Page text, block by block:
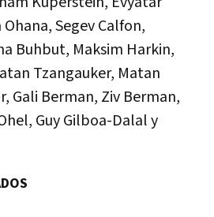
Segev Calfon,
Buhbut, Maksim Harkin,
Tzangauker, Matan
Gali Berman, Ziv Berman,
Guy Gilboa-Dalal y